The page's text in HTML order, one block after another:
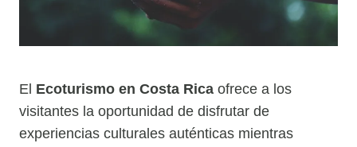
El Ecoturismo en Costa Rica ofrece a los
visitantes la oportunidad de disfrutar de
experiencias culturales auténticas mientras